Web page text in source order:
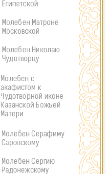
Египетской
Молебен Матроне
Московской
Молебен Николаю
Чудотворцу
Молебен с
акафистом к
Чудотворной иконе
Казанской Божьей
Матери
Молебен Серафиму
Саровскому
Молебен Сергию
Радонежскому